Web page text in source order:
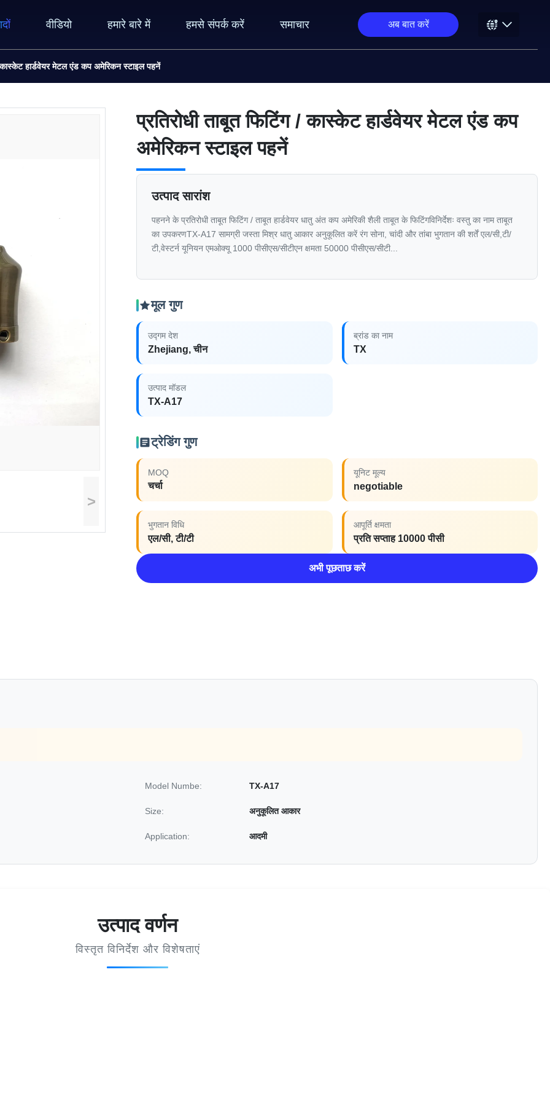
वीडियो हमारे बारे में हमसे संपर्क करें समाचार अब बात करें
कास्केट हार्डवेयर मेटल एंड कप अमेरिकन स्टाइल पहनें
>
प्रतिरोधी ताबूत फिटिंग / कास्केट हार्डवेयर मेटल एंड कप
अमेरिकन स्टाइल पहनें
उत्पाद सारांश
पहनने के प्रतिरोधी ताबूत फिटिंग / ताबूत हार्डवेयर धातु अंत कप अमेरिकी शैली ताबूत के फिटिंगविनिर्देशः वस्तु का नाम ताबूत
का उपकरणTX-A17 सामग्री जस्ता मिश्र धातु आकार अनुकूलित करें रंग सोना, चांदी और तांबा भुगतान की शर्तें एल/सी,टी/
टी,वेस्टर्न यूनियन एमओक्यू 1000 पीसीएस/सीटीएन क्षमता 50000 पीसीएस/सीटी...
मूल गुण
उद्गम देश
Zhejiang, चीन
ब्रांड का नाम
TX
उत्पाद मॉडल
TX-A17
ट्रेडिंग गुण
MOQ
चर्चा
यूनिट मूल्य
negotiable
भुगतान विधि
एल/सी, टी/टी
आपूर्ति क्षमता
प्रति सप्ताह 10000 पीसी
अभी पूछताछ करें
Model Numbe: TX-A17
Size: अनुकूलित आकार
Application: आदमी
उत्पाद वर्णन
विस्तृत विनिर्देश और विशेषताएं